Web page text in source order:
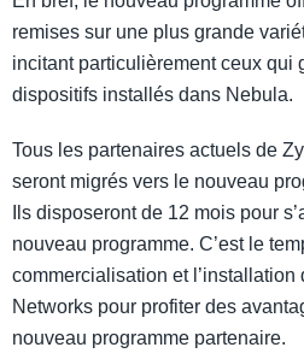
remises sur une plus grande
incitant particulièrement ceux qui
dispositifs installés dans Nebula.
Tous les partenaires actuels de
seront migrés vers le nouveau
Ils disposeront de 12 mois pour
nouveau programme. C’est le
commercialisation et l’installation
Networks pour profiter des
nouveau programme partenaire.